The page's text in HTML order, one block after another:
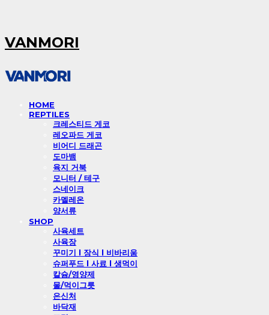
VANMORI
HOME
REPTILES
크레스티드 게코
레오파드 게코
비어디 드래곤
도마뱀
육지 거북
모니터 / 테구
스네이크
카멜레온
양서류
SHOP
사육세트
사육장
꾸미기 l 장식 l 비바리움
슈퍼푸드 l 사료 l 생먹이
칼슘/영양제
물/먹이그릇
은신처
바닥재